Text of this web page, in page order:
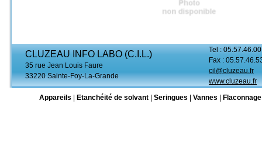
CLUZEAU INFO LABO (C.I.L.)
35 rue Jean Louis Faure
33220 Sainte-Foy-La-Grande
Tel :
Fax :
cil@cluzeau.fr
www.cluzeau.fr
Appareils
Etanchéité de solvant Seringues Vannes Flaconnage